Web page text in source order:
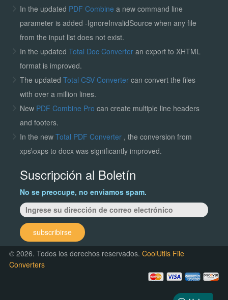
In the updated PDF Combine a new command line
parameter is added -IgnoreInvalidSource when any file
from the input list does not exist.
In the updated Total Doc Converter an export to XHTML
format is improved.
The updated Total CSV Convertercan convert the files
with over a million lines.
New PDF Combine Pro can create multiple line headers
and footers.
In the new Total PDF Converter , the conversion from
xps\oxps to docx was significantly improved.
Suscripción al Boletín
No se preocupe, no enviamos spam.
subscribirse
© 2026. Todos los derechos reservados.CoolUtils File
Converters